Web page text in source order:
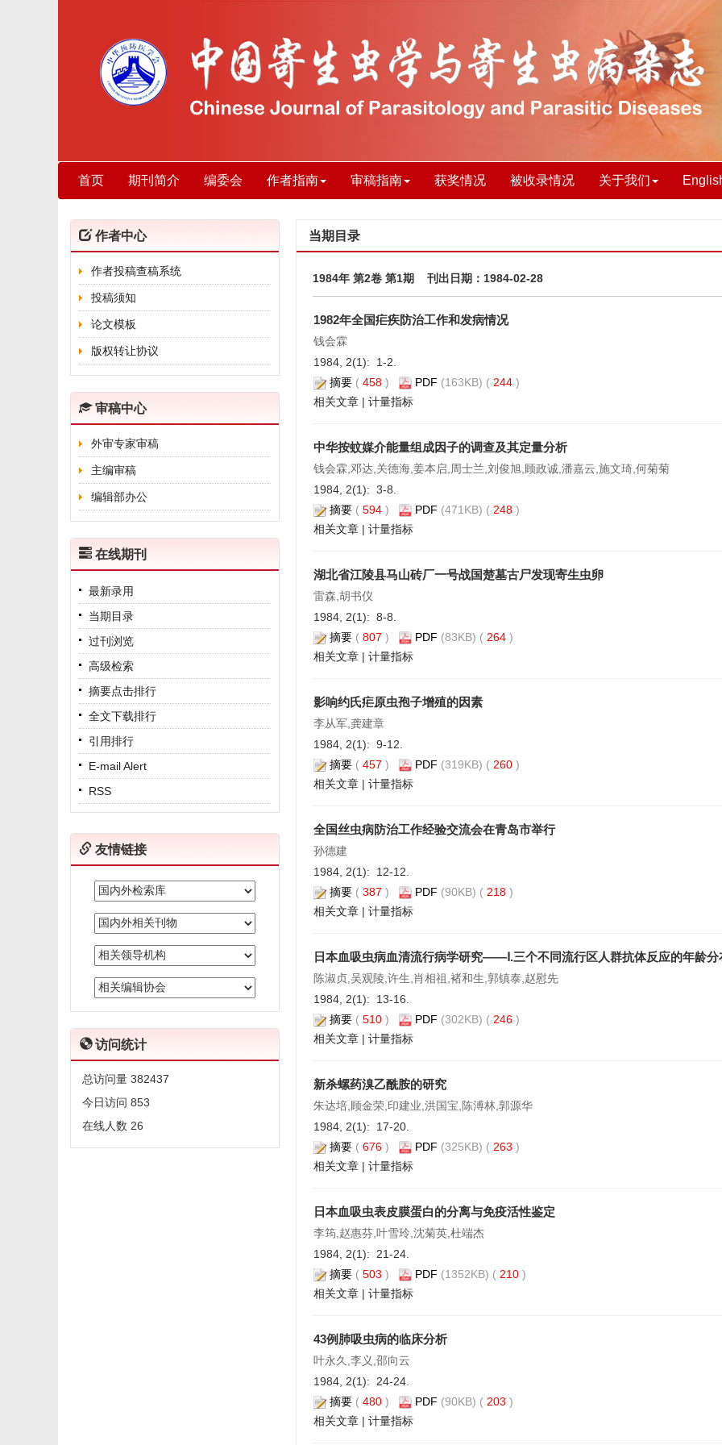
首页 期刊简介 编委会 作者指南 审稿指南 获奖情况 被收录情况 关于我们
作者中心
作者投稿查稿系统
投稿须知
论文模板
版权转让协议
审稿中心
外审专家审稿
主编审稿
编辑部办公
在线期刊
最新录用
当期目录
过刊浏览
高级检索
摘要点击排行
全文下载排行
引用排行
E-mail Alert
RSS
友情链接
访问统计
总访问量 382437
今日访问 853
在线人数 26
当期目录
1984年 第2卷 第1期 刊出日期：1984-02-28
1982年全国疟疾防治工作和发病情况
钱会霖
1984, 2(1): 1-2.
摘要 ( 458 ) PDF (163KB) ( 244 )
相关文章 | 计量指标
中华按蚊媒介能量组成因子的调查及其定量分析
钱会霖,邓达,关德海,姜本启,周士兰,刘俊旭,顾政诚,潘嘉云,施文琦,何菊菊
1984, 2(1): 3-8.
摘要 ( 594 ) PDF (471KB) ( 248 )
相关文章 | 计量指标
湖北省江陵县马山砖厂一号战国楚墓古尸发现寄生虫卵
雷森,胡书仪
1984, 2(1): 8-8.
摘要 ( 807 ) PDF (83KB) ( 264 )
相关文章 | 计量指标
影响约氏疟原虫孢子增殖的因素
李从军,龚建章
1984, 2(1): 9-12.
摘要 ( 457 ) PDF (319KB) ( 260 )
相关文章 | 计量指标
全国丝虫病防治工作经验交流会在青岛市举行
孙德建
1984, 2(1): 12-12.
摘要 ( 387 ) PDF (90KB) ( 218 )
相关文章 | 计量指标
日本血吸虫病血清流行病学研究——Ⅰ.三个不同流行区人群抗体反应的年龄分
陈淑贞,吴观陵,许生,肖相祖,褚和生,郭镇泰,赵慰先
1984, 2(1): 13-16.
摘要 ( 510 ) PDF (302KB) ( 246 )
相关文章 | 计量指标
新杀螺药溴乙酰胺的研究
朱达培,顾金荣,印建业,洪国宝,陈溥林,郭源华
1984, 2(1): 17-20.
摘要 ( 676 ) PDF (325KB) ( 263 )
相关文章 | 计量指标
日本血吸虫表皮膜蛋白的分离与免疫活性鉴定
李筠,赵惠芬,叶雪玲,沈菊英,杜端杰
1984, 2(1): 21-24.
摘要 ( 503 ) PDF (1352KB) ( 210 )
相关文章 | 计量指标
43例肺吸虫病的临床分析
叶永久,李义,邵向云
1984, 2(1): 24-24.
摘要 ( 480 ) PDF (90KB) ( 203 )
相关文章 | 计量指标